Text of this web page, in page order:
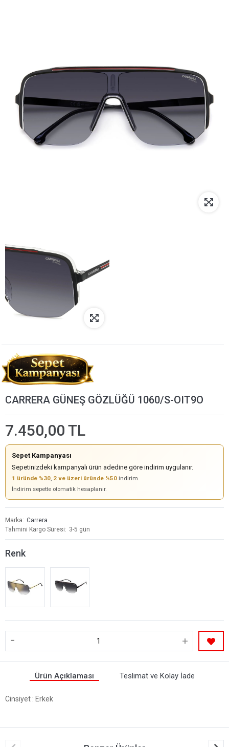
CARRERA GÜNEŞ GÖZLÜĞÜ 1060/S-OIT9O
7.450,00 TL
Sepet Kampanyası
Sepetinizdeki kampanyalı ürün adedine göre indirim uygulanır.
1 üründe %30, 2 ve üzeri üründe %50 indirim.
İndirim sepette otomatik hesaplanır.
Marka
Carrera
Tahmini Kargo Süresi
3-5 gün
Renk
- +
Ürün Açıklaması Teslimat ve Kolay İade
Cinsiyet : Erkek